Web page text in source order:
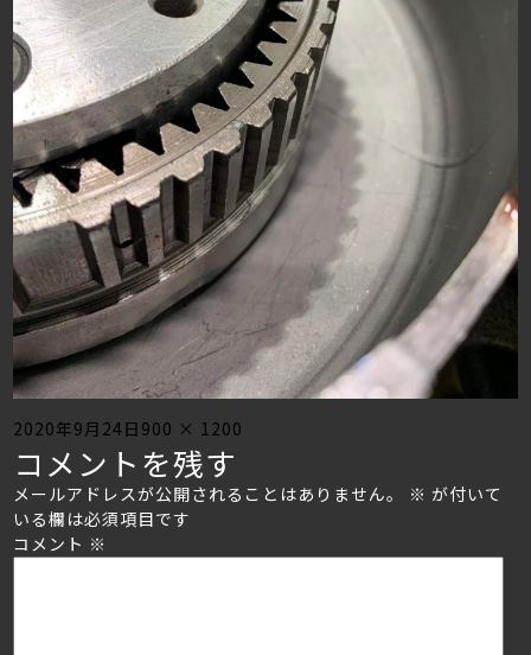
Posted
on
2020年9月24日 Full
size
900 × 1200
コメントを残す
メールアドレスが公開されることはありません。 ※ が付いて
いる欄は必須項目です
コメント ※